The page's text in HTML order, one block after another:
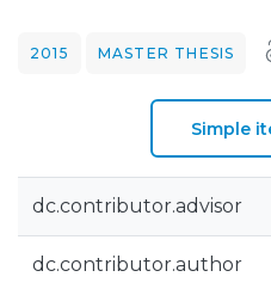
2015 MASTER THESIS
Simple
dc.contributor.advisor
dc.contributor.author